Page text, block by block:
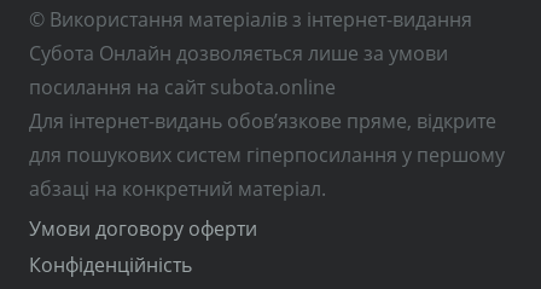
© Використання матеріалів з інтернет-видання
Субота Онлайн дозволяється лише за умови
посилання на сайт subota.online
Для інтернет-видань обов’язкове пряме, відкрите
для пошукових систем гіперпосилання у першому
абзаці на конкретний матеріал.
Умови договору оферти
Конфіденційність